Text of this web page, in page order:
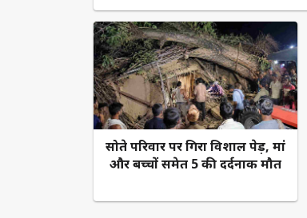
सोते परिवार पर गिरा विशाल पेड़, मां
और बच्चों समेत 5 की दर्दनाक मौत